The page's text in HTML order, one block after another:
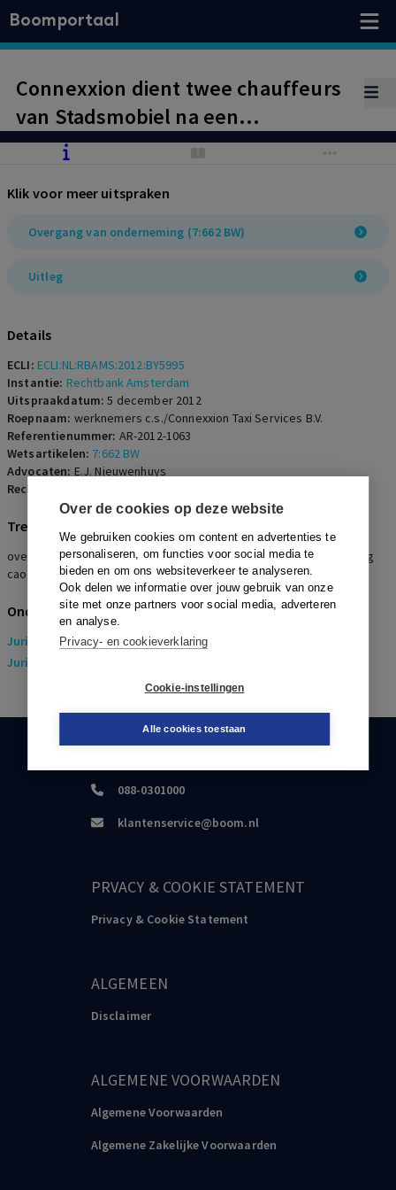
Over de cookies op deze website
We gebruiken cookies om content en advertenties te
personaliseren, om functies voor social media te
bieden en om ons websiteverkeer te analyseren.
Ook delen we informatie over jouw gebruik van onze
site met onze partners voor social media, adverteren
en analyse.
Privacy- en cookieverklaring
Cookie-instellingen
Alle cookies toestaan
Boomportaal
Connexxion dient twee chauffeurs
van Stadsmobiel na een
contractovername conform de
CAO Taxivervoer een baanaanbod te
doen. De mogelijkheid van
arbeidsongeschikte werknemer
terugkeer zelf
Klik voor meer uitspraken
Overgang van onderneming (7:662 BW)
Uitleg
Details
ECLI: ECLI:NL:RBAMS:2012:BY5995
Instantie: Rechtbank Amsterdam
Uitspraakdatum:5 december 2012
Roepnaam: werknemers c.s./Connexxion Taxi Services B.V.
Referentienummer: AR-2012-1063
Wetsartikelen: 7:662 BW
Advocaten: E.J. Nieuwenhuys
Rechters:
Trefwoorden
overgang van onderneming, contractovername, baanaanbod, uitleg
cao
Onderwerpen
Juridisch > Arbeidsrecht
Juridisch
088-0301000
klantenservice@boom.nl
PRVACY & COOKIE STATEMENT
Privacy & Cookie Statement
ALGEMEEN
Disclaimer
ALGEMENE VOORWAARDEN
Algemene Voorwaarden
Algemene Zakelijke Voorwaarden